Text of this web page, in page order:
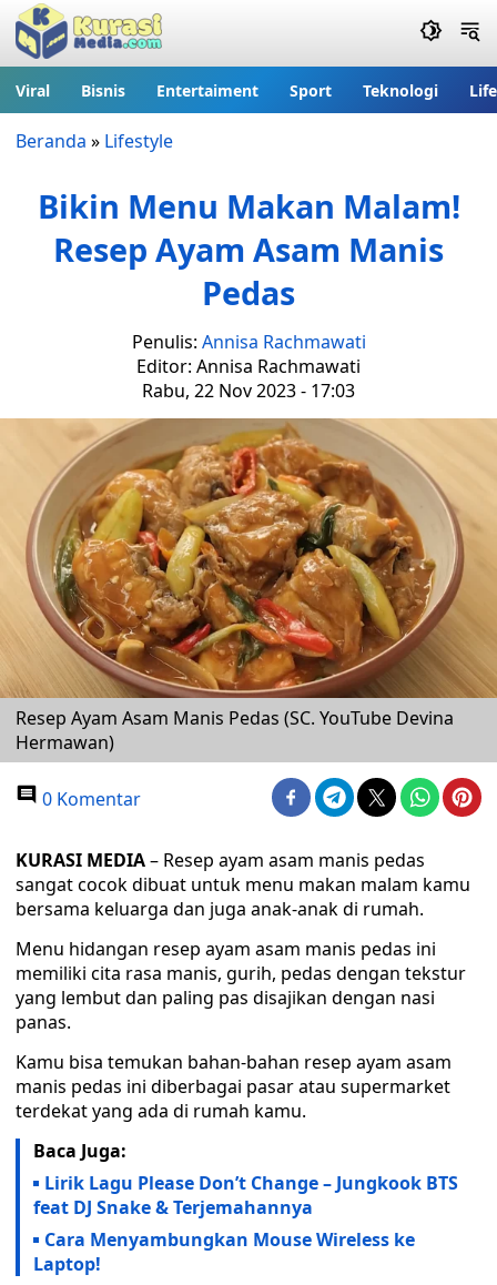
Viral Bisnis Entertaiment Sport Teknologi
Beranda » Lifestyle
Bikin Menu Makan Malam!
Resep Ayam Asam Manis
Pedas
Penulis: Annisa Rachmawati
Editor: Annisa Rachmawati
Rabu, 22 Nov 2023 - 17:03
Resep Ayam Asam Manis Pedas (SC. YouTube Devina
Hermawan)
0 Komentar
KURASI MEDIA– Resep ayam asam manis pedas
sangat cocok dibuat untuk menu makan malam kamu
bersama keluarga dan juga anak-anak di rumah.
Menu hidangan resep ayam asam manis pedas ini
memiliki cita rasa manis, gurih, pedas dengan tekstur
yang lembut dan paling pas disajikan dengan nasi
panas.
Kamu bisa temukan bahan-bahan resep ayam asam
manis pedas ini diberbagai pasar atau supermarket
terdekat yang ada di rumah kamu.
Baca Juga:
Lirik Lagu Please Don’t Change – Jungkook BTS
feat DJ Snake & Terjemahannya
Cara Menyambungkan Mouse Wireless ke
Laptop!